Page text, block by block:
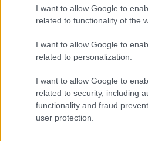
I want to allow Google to
related to functionality of the
I want to allow Google to
related to personalization.
I want to allow Google to
related to security, including
functionality and fraud
user protection.
jogi dolgoktól kezdve a
a részletekben rejlik az
fel, a lényeg, hogy kezdd el
félelmeid meggátoljanak
Csak az lehet sikeres, aki